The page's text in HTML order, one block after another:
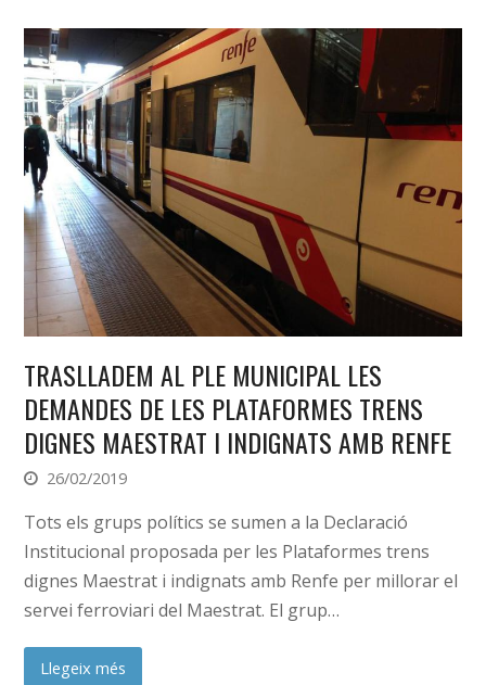
TRASLLADEM AL PLE MUNICIPAL LES
DEMANDES DE LES PLATAFORMES TRENS
DIGNES MAESTRAT I INDIGNATS AMB RENFE
26/02/2019
Tots els grups polítics se sumen a la Declaració
Institucional proposada per les Plataformes trens
dignes Maestrat i indignats amb Renfe per millorar el
servei ferroviari del Maestrat. El grup…
Llegeix més